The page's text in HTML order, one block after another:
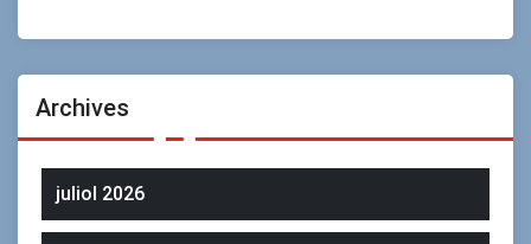
Archives
juliol 2026